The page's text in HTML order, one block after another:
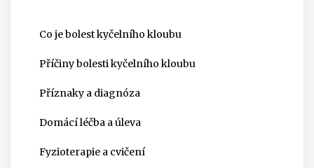
Co je bolest kyčelního kloubu
Příčiny bolesti kyčelního kloubu
Příznaky a diagnóza
Domácí léčba a úleva
Fyzioterapie a cvičení